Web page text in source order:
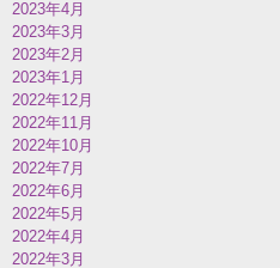
2023年4月
2023年3月
2023年2月
2023年1月
2022年12月
2022年11月
2022年10月
2022年7月
2022年6月
2022年5月
2022年4月
2022年3月